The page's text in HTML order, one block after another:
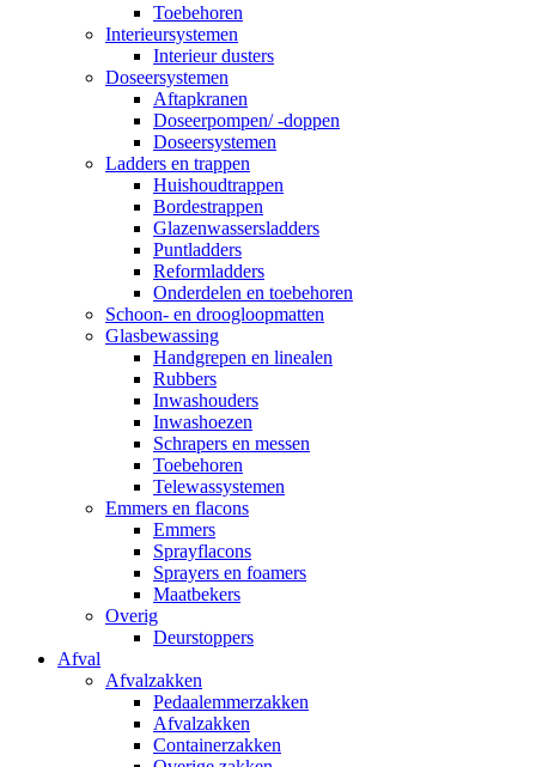
Toebehoren
Interieursystemen
Interieur dusters
Doseersystemen
Aftapkranen
Doseerpompen/ -doppen
Doseersystemen
Ladders en trappen
Huishoudtrappen
Bordestrappen
Glazenwassersladders
Puntladders
Reformladders
Onderdelen en toebehoren
Schoon- en droogloopmatten
Glasbewassing
Handgrepen en linealen
Rubbers
Inwashouders
Inwashoezen
Schrapers en messen
Toebehoren
Telewassystemen
Emmers en flacons
Emmers
Sprayflacons
Sprayers en foamers
Maatbekers
Overig
Deurstoppers
Afval
Afvalzakken
Pedaalemmerzakken
Afvalzakken
Containerzakken